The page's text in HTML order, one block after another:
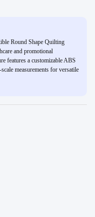
Round Shape Quilting
and promotional
features a customizable ABS
measurements for versatile